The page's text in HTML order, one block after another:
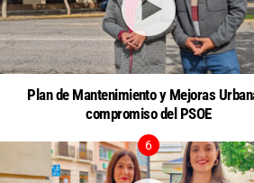
Plan de Mantenimiento y Mejoras
compromiso del PSOE